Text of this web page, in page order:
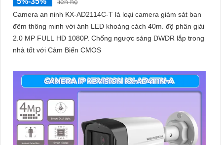
liên hệ
Camera an ninh KX-AD2114C-T là loại camera giám sát ban
đêm thông minh với ánh LED khoảng cách 40m. độ phân giải
2.0 MP FULL HD 1080P. Chống ngược sáng DWDR lắp trong
nhà tốt với Cảm Biến CMOS